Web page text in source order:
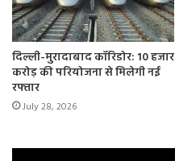
दिल्ली-मुरादाबाद कॉरिडोर: 10 हजार
करोड़ की परियोजना से मिलेगी नई
रफ्तार
July 28, 2026